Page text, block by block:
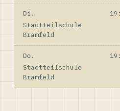
Di.
Stadtteilschule
Bramfeld
Do.
Stadtteilschule
Bramfeld